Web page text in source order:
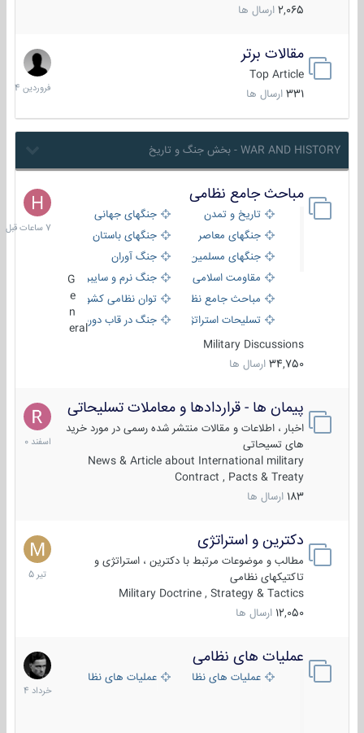
2,065 ارسال ها
مقالات برتر
Top Article
331 ارسال ها
29
فروردین
1404
WAR AND HISTORY - بخش جنگ و تاریخ
مباحث جامع نظامی
تاریخ و تمدن
جنگهای جهانی
جنگهای معاصر
جنگهای باستان
جنگهای مسلمین
جنگ آوران
مقاومت اسلامی
جنگ نرم و سایبری
مباحث جامع نظامی
توان نظامی کشورها
تسلیحات استراتژیک
جنگ در قاب دوربین
eral
Military Discussions
34,750 ارسال ها
7
ساعات
قبل
پیمان ها - قراردادها و معاملات تسلیحاتی
اخبار ، اطلاعات و مقالات منتشر شده رسمی در مورد خرید
های تسیحاتی
News & Article about International military
Contract , Pacts & Treaty
183 ارسال ها
7
اسفند
1400
دکترین و استراتژی
مطالب و موضوعات مرتبط با دکترین ، استراتژی و
تاکتیکهای نظامی
Military Doctrine , Strategy & Tactics
12,050 ارسال ها
27
تیر
1405
عملیات های نظامی
عملیات های نظامی ایرانعملیات های نظامی خارجی
5
خرداد
1404